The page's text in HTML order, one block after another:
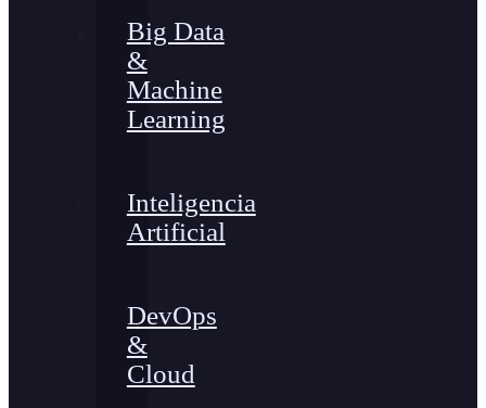
Big Data
&
Machine
Learning
Inteligencia
Artificial
DevOps
&
Cloud